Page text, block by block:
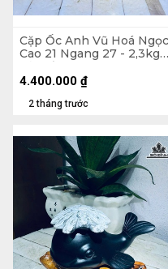
Cặp Ốc Anh Vũ Hoá Ngọc
Cao 21 Ngang 27 - 2,3kg
2 tháng trước
4.400.000 ₫